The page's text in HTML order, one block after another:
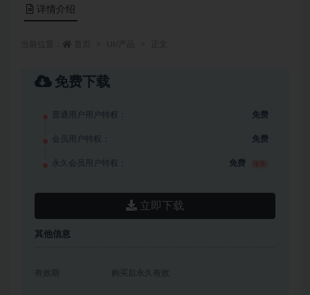
详情介绍
免费下载
普通用户用户特权： 免费
会员用户特权： 免费
永久会员用户特权： 免费
立即下载
其他信息
有效期 购买后永久有效